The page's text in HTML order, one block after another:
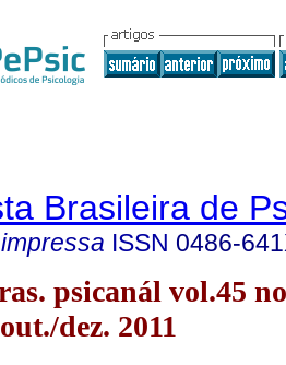
Brasileira de
ISSN 0486-
psicanál vol.45
dez. 2011